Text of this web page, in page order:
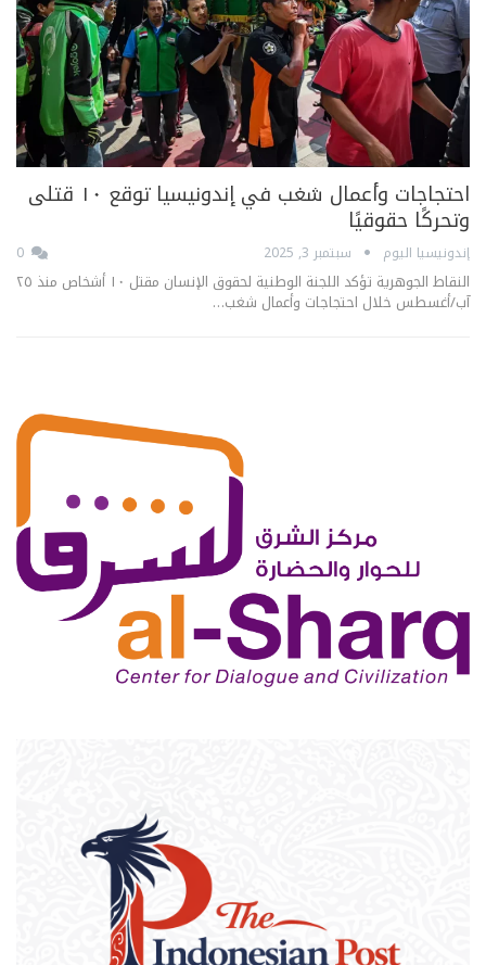
احتجاجات وأعمال شغب في إندونيسيا توقع ١٠ قتلى
وتحركًا حقوقيًا
إندونيسيا اليوم سبتمبر 3, 2025
النقاط الجوهرية تؤكد اللجنة الوطنية لحقوق الإنسان مقتل ١٠ أشخاص منذ ٢٥
آب/أغسطس خلال احتجاجات وأعمال شغب…